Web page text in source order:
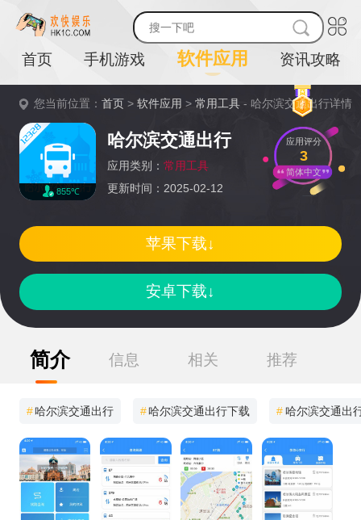
首页 手机游戏 软件应用 资讯攻略
您当前位置：首页 >软件应用 >常用工具 - 哈尔滨交通出行详情
855℃
哈尔滨交通出行
应用类别： 常用工具
更新时间：2025-02-12
应用评分
3
简体中文
安卓下载↓
苹果下载↓
简介 信息 相关 推荐
#哈尔滨交通出行 #哈尔滨交通出行下载 #哈尔滨交通出